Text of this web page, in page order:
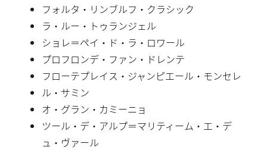
フォルタ・リンブルフ・クラシック
ラ・ルー・トゥランジェル
ショレ＝ペイ・ド・ラ・ロワール
プロフロンデ・ファン・ドレンテ
フローテプレイス・ジャンピエール・モンセレ
ル・サミン
オ・グラン・カミーニョ
ツール・デ・アルプ＝マリティーム・エ・デ
ュ・ヴァール